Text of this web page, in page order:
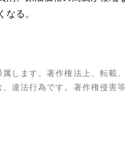
なる。
します。著作権法上、転載
違法行為です。著作権侵